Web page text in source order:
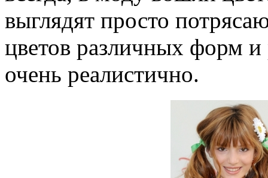
выглядят просто
цветов различных форм и
очень реалистично.